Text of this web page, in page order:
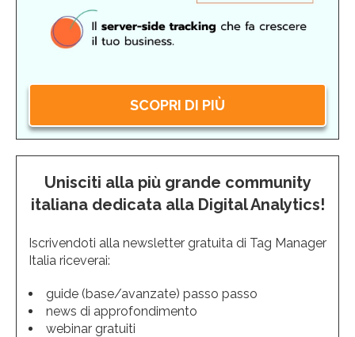
SCOPRI DI PIÙ
Unisciti alla più grande community
italiana dedicata alla Digital Analytics!
Iscrivendoti alla newsletter gratuita di Tag Manager
Italia riceverai:
guide (base/avanzate) passo passo
news di approfondimento
webinar gratuiti